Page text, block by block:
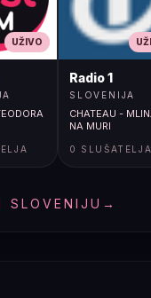
UŽIVO
Radio 1
SLOVENIJA
CHATEAU -
NA MURI
0 SLUŠATELJA
SLOVENIJU →